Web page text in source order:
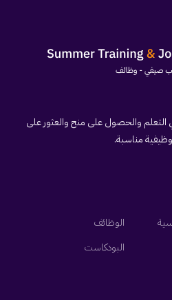
والحصول على منح والعثور على
مناسبة.
الوظائف
البودكاست